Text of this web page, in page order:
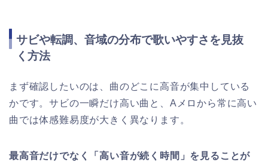
サビや転調、音域の分布で歌いやすさを見抜
く方法
まず確認したいのは、曲のどこに高音が集中している
かです。サビの一瞬だけ高い曲と、Aメロから常に高い
曲では体感難易度が大きく異なります。
最高音だけでなく「高い音が続く時間」を見ることが